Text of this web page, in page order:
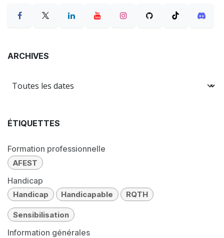
ARCHIVES
ÉTIQUETTES
Formation professionnelle
AFEST
Handicap
Handicap Handicapable RQTH
Sensibilisation
Information générales